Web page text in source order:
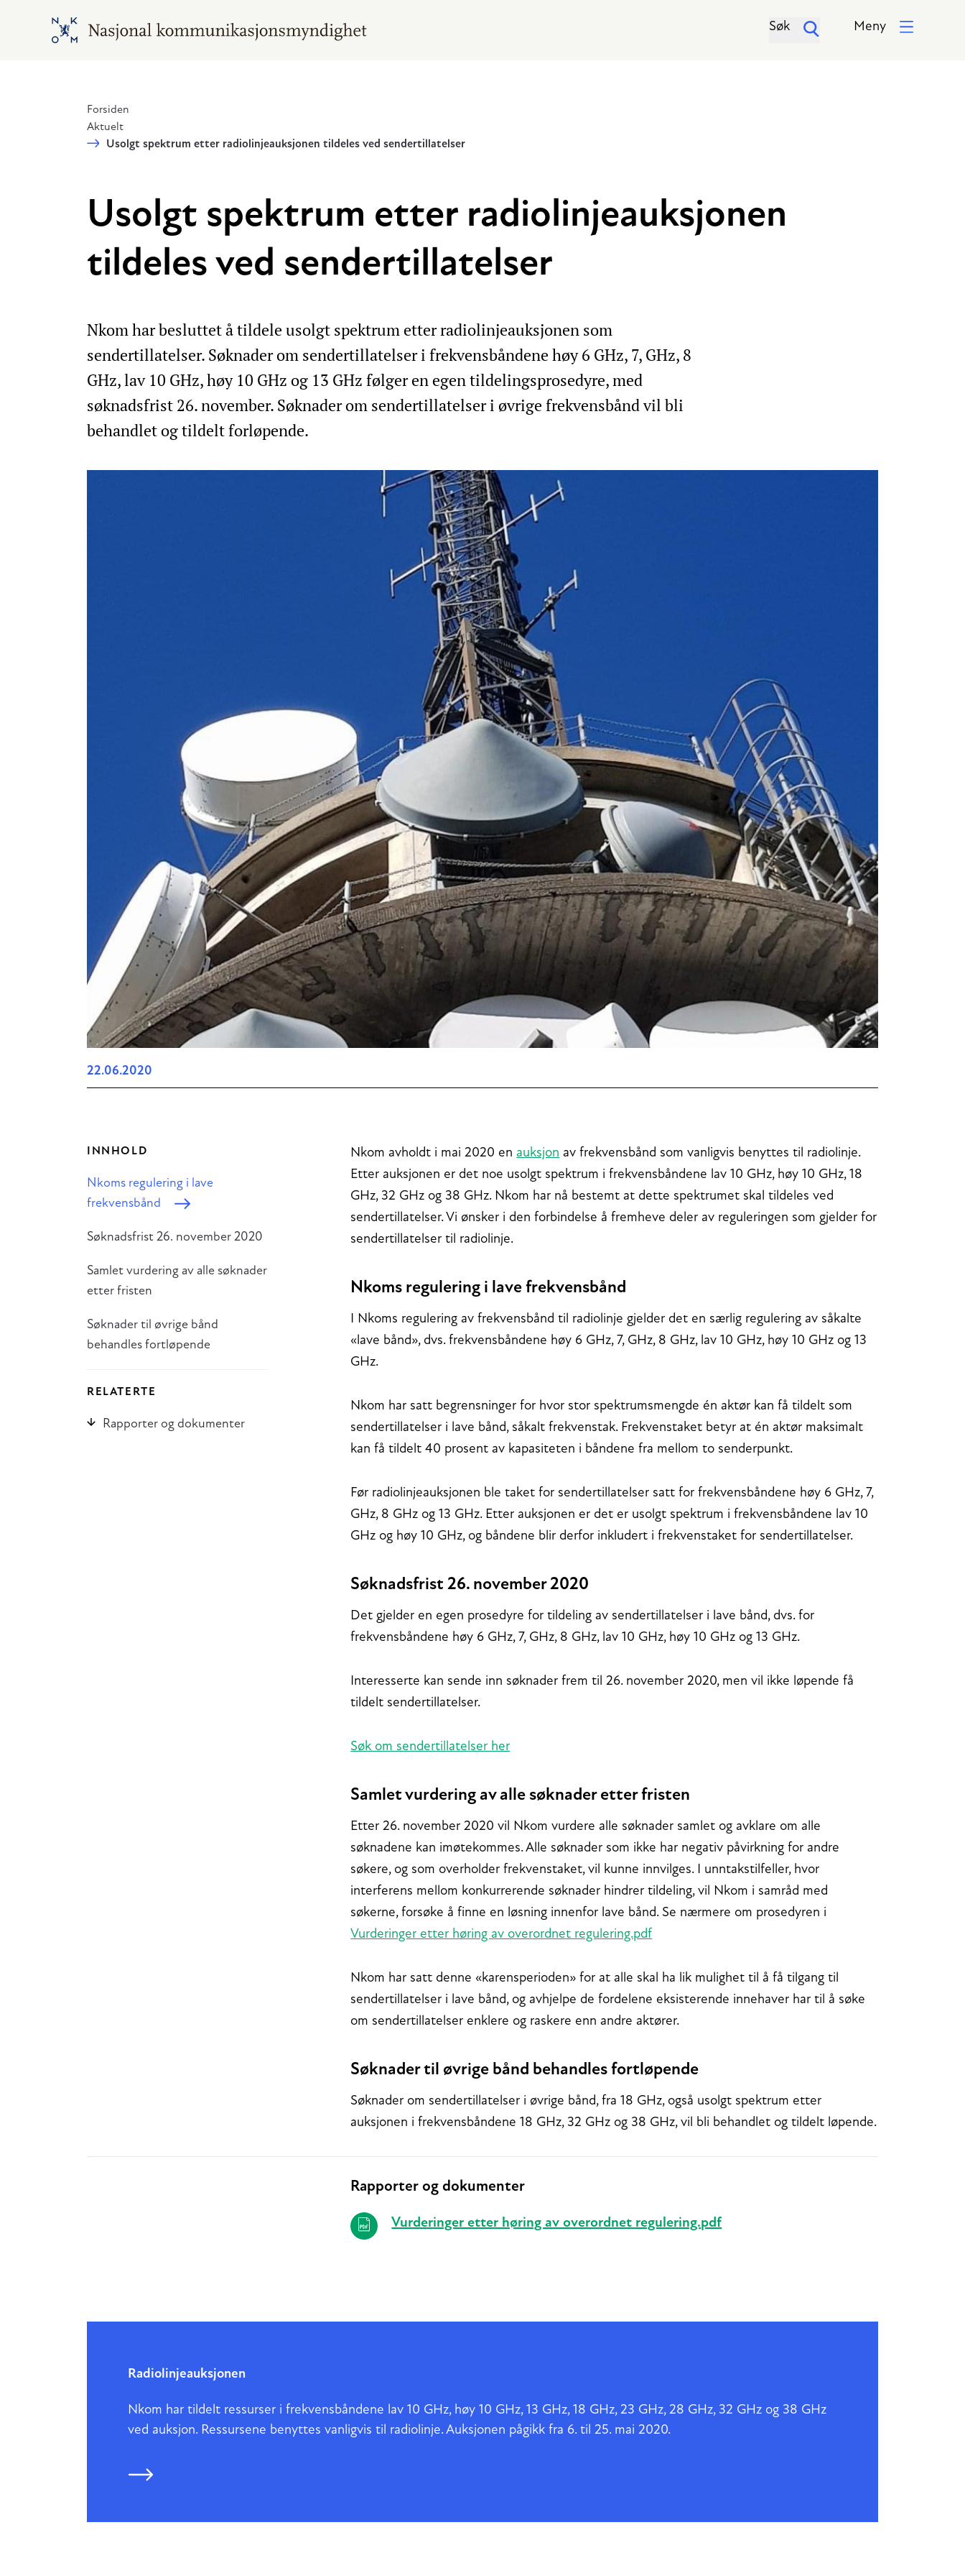
Hopp til hovedinnhold
Gå til hovedsiden Søk Meny
Forsiden
Aktuelt
Usolgt spektrum etter radiolinjeauksjonen tildeles ved sendertillatelser
Usolgt spektrum etter radiolinjeauksjonen
tildeles ved sendertillatelser
Nkom har besluttet å tildele usolgt spektrum etter radiolinjeauksjonen som
sendertillatelser. Søknader om sendertillatelser i frekvensbåndene høy 6 GHz, 7, GHz, 8
GHz, lav 10 GHz, høy 10 GHz og 13 GHz følger en egen tildelingsprosedyre, med
søknadsfrist 26. november. Søknader om sendertillatelser i øvrige frekvensbånd vil bli
behandlet og tildelt forløpende.
22.06.2020
INNHOLD
Nkoms regulering i lave
frekvensbånd
Søknadsfrist 26. november 2020
Samlet vurdering av alle søknader
etter fristen
Søknader til øvrige bånd
behandles fortløpende
RELATERTE
Rapporter og dokumenter
Nkom avholdt i mai 2020 enauksjon av frekvensbånd som vanligvis benyttes til radiolinje.
Etter auksjonen er det noe usolgt spektrum i frekvensbåndene lav 10 GHz, høy 10 GHz, 18
GHz, 32 GHz og 38 GHz. Nkom har nå bestemt at dette spektrumet skal tildeles ved
sendertillatelser. Vi ønsker i den forbindelse å fremheve deler av reguleringen som gjelder for
sendertillatelser til radiolinje.
Nkoms regulering i lave frekvensbånd
I Nkoms regulering av frekvensbånd til radiolinje gjelder det en særlig regulering av såkalte
«lave bånd», dvs. frekvensbåndene høy 6 GHz, 7, GHz, 8 GHz, lav 10 GHz, høy 10 GHz og 13
GHz.
Nkom har satt begrensninger for hvor stor spektrumsmengde én aktør kan få tildelt som
sendertillatelser i lave bånd, såkalt frekvenstak. Frekvenstaket betyr at én aktør maksimalt
kan få tildelt 40 prosent av kapasiteten i båndene fra mellom to senderpunkt.
Før radiolinjeauksjonen ble taket for sendertillatelser satt for frekvensbåndene høy 6 GHz, 7,
GHz, 8 GHz og 13 GHz. Etter auksjonen er det er usolgt spektrum i frekvensbåndene lav 10
GHz og høy 10 GHz, og båndene blir derfor inkludert i frekvenstaket for sendertillatelser.
Søknadsfrist 26. november 2020
Det gjelder en egen prosedyre for tildeling av sendertillatelser i lave bånd, dvs. for
frekvensbåndene høy 6 GHz, 7, GHz, 8 GHz, lav 10 GHz, høy 10 GHz og 13 GHz.
Interesserte kan sende inn søknader frem til 26. november 2020, men vil ikke løpende få
tildelt sendertillatelser.
Søk om sendertillatelser her
Samlet vurdering av alle søknader etter fristen
Etter 26. november 2020 vil Nkom vurdere alle søknader samlet og avklare om alle
søknadene kan imøtekommes. Alle søknader som ikke har negativ påvirkning for andre
søkere, og som overholder frekvenstaket, vil kunne innvilges. I unntakstilfeller, hvor
interferens mellom konkurrerende søknader hindrer tildeling, vil Nkom i samråd med
søkerne, forsøke å finne en løsning innenfor lave bånd. Se nærmere om prosedyren i
Vurderinger etter høring av overordnet regulering.pdf
Nkom har satt denne «karensperioden» for at alle skal ha lik mulighet til å få tilgang til
sendertillatelser i lave bånd, og avhjelpe de fordelene eksisterende innehaver har til å søke
om sendertillatelser enklere og raskere enn andre aktører.
Søknader til øvrige bånd behandles fortløpende
Søknader om sendertillatelser i øvrige bånd, fra 18 GHz, også usolgt spektrum etter
auksjonen i frekvensbåndene 18 GHz, 32 GHz og 38 GHz, vil bli behandlet og tildelt løpende.
Relaterte
Rapporter og dokumenter
Vurderinger etter høring av overordnet regulering.pdf
Radiolinjeauksjonen
Nkom har tildelt ressurser i frekvensbåndene lav 10 GHz, høy 10 GHz, 13 GHz, 18 GHz, 23 GHz, 28 GHz, 32 GHz og 38 GHz
ved auksjon. Ressursene benyttes vanligvis til radiolinje. Auksjonen pågikk fra 6. til 25. mai 2020.